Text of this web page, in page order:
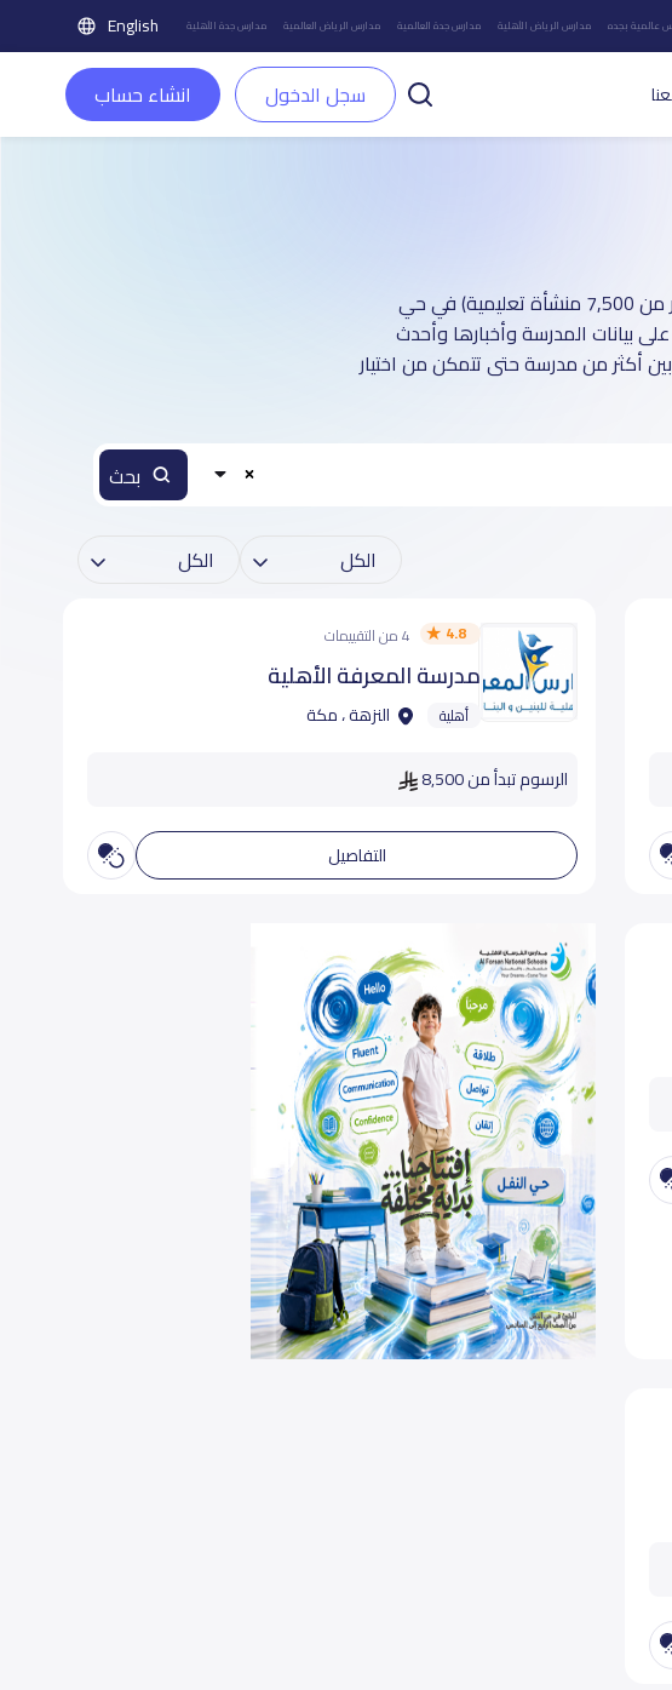
عالمية بجده مدارس الرياض الأهلية مدارس جدة العالمية مدارس الرياض العالمية مدارس جدة الأهلية English
سجل الدخول انشاء حساب
دليل مدارس مدينة مكة : أكثر من 4 صفحة تعريفية (تغطي أكثر من 7,500 منشأة تعليمية) في حي
بيانات المدرسة وأخبارها وأحدث
أكثر من مدرسة حتى تتمكن من اختيار
4.8 4 من التقييمات
مدرسة المعرفة الأهلية
أهلية النزهة ، مكة
الرسوم تبدأ من 8,500
التفاصيل